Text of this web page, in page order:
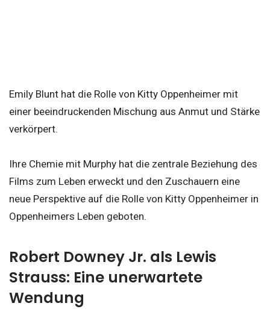
Emily Blunt hat die Rolle von Kitty Oppenheimer mit
einer beeindruckenden Mischung aus Anmut und Stärke
verkörpert.
Ihre Chemie mit Murphy hat die zentrale Beziehung des
Films zum Leben erweckt und den Zuschauern eine
neue Perspektive auf die Rolle von Kitty Oppenheimer in
Oppenheimers Leben geboten.
Robert Downey Jr. als Lewis
Strauss: Eine unerwartete
Wendung